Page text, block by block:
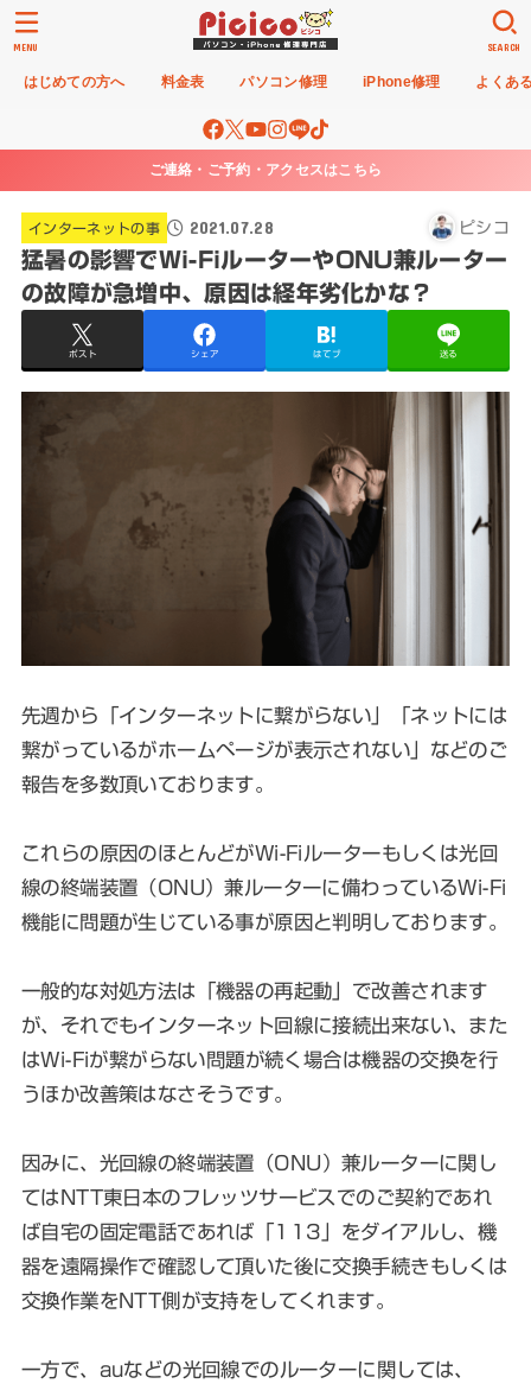
はじめての方へ 料金表 パソコン修理 iPhone修理 よくあ
SEARCH
MENU
ご連絡・ご予約・アクセスはこちら
インターネットの事 2021.07.28 ピシコ
猛暑の影響でWi-FiルーターやONU兼ルーター
の故障が急増中、原因は経年劣化かな？
ポスト シェア はてブ 送る
先週から「インターネットに繋がらない」「ネットには
繋がっているがホームページが表示されない」などのご
報告を多数頂いております。
これらの原因のほとんどがWi-Fiルーターもしくは光回
線の終端装置（ONU）兼ルーターに備わっているWi-Fi
機能に問題が生じている事が原因と判明しております。
一般的な対処方法は「機器の再起動」で改善されます
が、それでもインターネット回線に接続出来ない、また
はWi-Fiが繋がらない問題が続く場合は機器の交換を行
うほか改善策はなさそうです。
因みに、 光回線の終端装置（ONU）兼ルーターに関し
てはNTT東日本のフレッツサービスでのご契約であれ
ば自宅の固定電話であれば「113」をダイアルし、機
器を遠隔操作で確認して頂いた後に交換手続きもしくは
交換作業をNTT側が支持をしてくれます。
一方で、auなどの光回線でのルーターに関しては、